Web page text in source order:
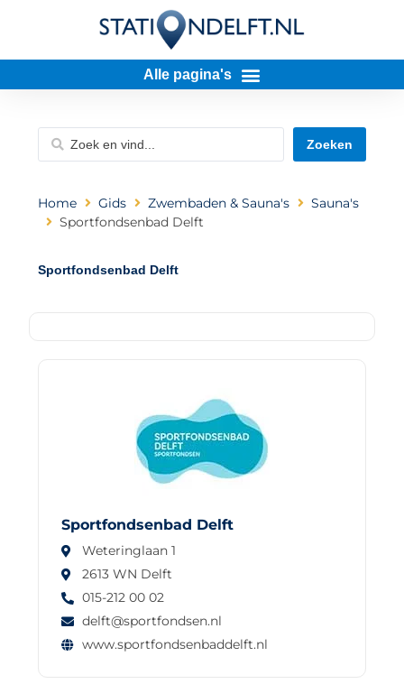
Zoeken
Home Gids Zwembaden & Sauna's
Sauna's
Sportfondsenbad Delft
Sportfondsenbad Delft
Sportfondsenbad Delft
Weteringlaan 1
2613 WN Delft
015-212 00 02
delft@sportfondsen.nl
www.sportfondsenbaddelft.nl